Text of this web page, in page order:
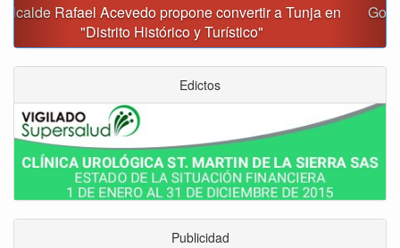
Gobernación y Alcaldía de Tunja revisan 120 proyectos
con inversiones superiores a $385.000 millones
Edictos
Publicidad